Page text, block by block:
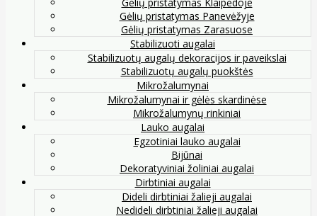
Gėlių pristatymas Panevėžyje
Gėlių pristatymas Zarasuose
Stabilizuoti augalai
Stabilizuotų augalų dekoracijos ir paveikslai
Stabilizuotų augalų puokštės
Mikrožalumynai
Mikrožalumynai ir gėlės skardinėse
Mikrožalumynų rinkiniai
Lauko augalai
Egzotiniai lauko augalai
Bijūnai
Dekoratyviniai žoliniai augalai
Dirbtiniai augalai
Dideli dirbtiniai žalieji augalai
Nedideli dirbtiniai žalieji augalai